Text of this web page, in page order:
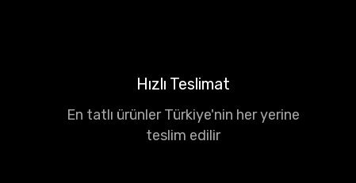
Hızlı Teslimat
En tatlı ürünler Türkiye'nin her yerine
teslim edilir